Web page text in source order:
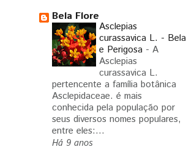
Bela Flore
Asclepias
curassavica L. - Bela
e Perigosa - A
Asclepias
curassavica L.
pertencente a família botânica
Asclepidaceae. é mais
conhecida pela população por
seus diversos nomes populares,
entre eles:...
Há 9 anos